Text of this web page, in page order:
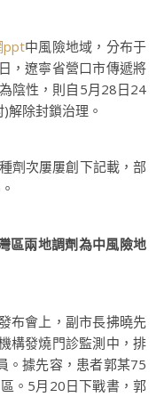
ppt中風險地域，分布于
，遼寧省營口市傳遞將
陰性，則自5月28日24
解除封鎖治理。
次屢屢創下記載，部
區兩地調劑為中風險地
會上，副市長拂曉先
構發燒門診監測中，排
。據先容，患者郭某75
。5月20日下戰書，郭